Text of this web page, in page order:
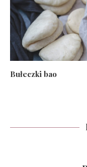
Bułeczki bao